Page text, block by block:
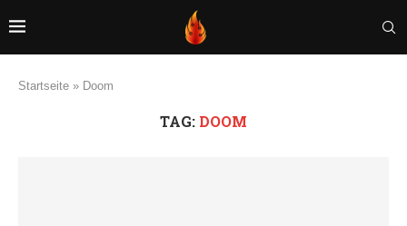
Startseite » Doom
TAG: DOOM